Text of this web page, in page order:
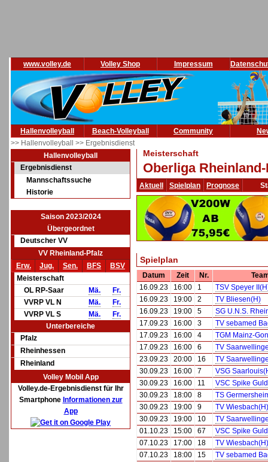
www.volley.de Volley Shop Impressum
Hallenvolleyball Beach-Volleyball Community
>> Hallenvolleyball >> Ergebnisdienst
Hallenvolleyball
Ergebnisdienst
Mannschaftssuche
Historie
Saison 2023/2024
Übergeordnet
Deutscher VV
VV Rheinland-Pfalz
Erw.
Jug. Sen. BFS
BSV
Meisterschaft
OL RP-Saar
Mä.
Fr.
VVRP VL N
Mä.
Fr.
VVRP VL S
Mä.
Fr.
Unterbereiche
Pfalz
Rheinhessen
Rheinland
Volley Mobil App
Volley.de-Ergebnisdienst für Ihr
Smartphone Informationen zur
App
Meisterschaft
Oberliga
Aktuell Spielplan Prognose
Spielplan
Datum Zeit Nr.
16.09.23
16:00 1
TSV Speyer
16.09.23
19:00 2
TV Bliesen(H)
16.09.23
19:00 5
SG U.N.S.
17.09.23
16:00 3
TV sebamed
17.09.23
16:00 4
TGM Mainz-
17.09.23
16:00 6
TV
23.09.23
20:00 16
TV
30.09.23
16:00 7
VSG
30.09.23
16:00 11
VSC Spike
30.09.23
18:00 8
TS
30.09.23
19:00 9
TV Wiesbach(H)
30.09.23
19:00 10
TV
01.10.23
15:00 67
VSC Spike
07.10.23
17:00 18
TV Wiesbach(H)
07.10.23
18:00 15
TV sebamed